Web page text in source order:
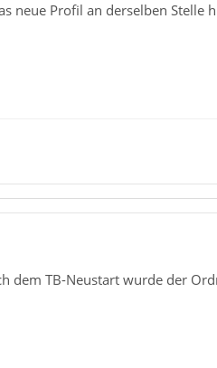
neue Profil an derselben Stelle
dem TB-Neustart wurde der